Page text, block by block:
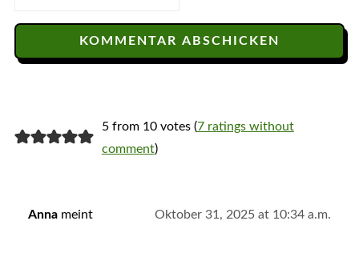
5 from 10 votes (7 ratings without
comment)
Anna meint Oktober 31, 2025 at 10:34 a.m.